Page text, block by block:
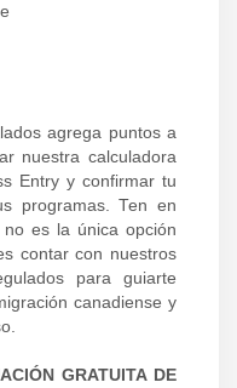
agrega puntos a
nuestra calculadora
Entry y confirmar tu
programas. Ten en
es la única opción
contar con nuestros
para guiarte
canadiense y
GRATUITA DE